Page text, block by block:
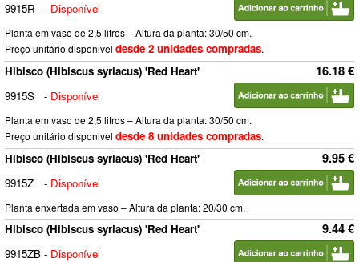
9915R
- Disponível
Planta em vaso de 2,5 litros – Altura da planta: 30/50 cm.
Preço unitário disponivel desde 2 unidades compradas.
16.18 €
Hibisco (Hibiscus syriacus) 'Red Heart'
9915S
- Disponível
Planta em vaso de 2,5 litros – Altura da planta: 30/50 cm.
Preço unitário disponivel desde 8 unidades compradas.
9.95 €
Hibisco (Hibiscus syriacus) 'Red Heart'
9915Z
- Disponível
Planta enxertada em vaso – Altura da planta: 20/30 cm.
9.44 €
Hibisco (Hibiscus syriacus) 'Red Heart'
9915ZB - Disponível